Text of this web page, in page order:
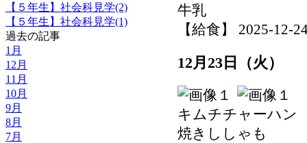
【５年生】社会科見学(2)
【５年生】社会科見学(1)
過去の記事
1月
12月
11月
10月
9月
8月
7月
牛乳
【給食】 2025-12-
12月23日（火）
キムチチャーハン
焼きししゃも